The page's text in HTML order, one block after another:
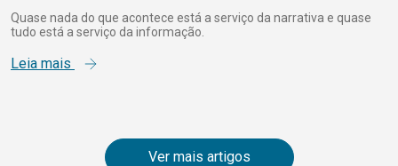
Quase nada do que acontece está a serviço da narrativa e quase
tudo está a serviço da informação.
Leia mais
Ver mais artigos